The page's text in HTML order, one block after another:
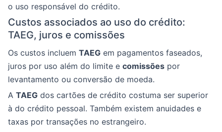
o uso responsável do crédito.
Custos associados ao uso do crédito:
TAEG, juros e comissões
Os custos incluem TAEG em pagamentos faseados,
juros por uso além do limite e comissões por
levantamento ou conversão de moeda.
A TAEG dos cartões de crédito costuma ser superior
à do crédito pessoal. Também existem anuidades e
taxas por transações no estrangeiro.